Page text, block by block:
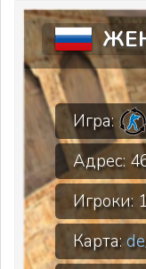
Игра:
Адрес:
Игроки:
Карта: